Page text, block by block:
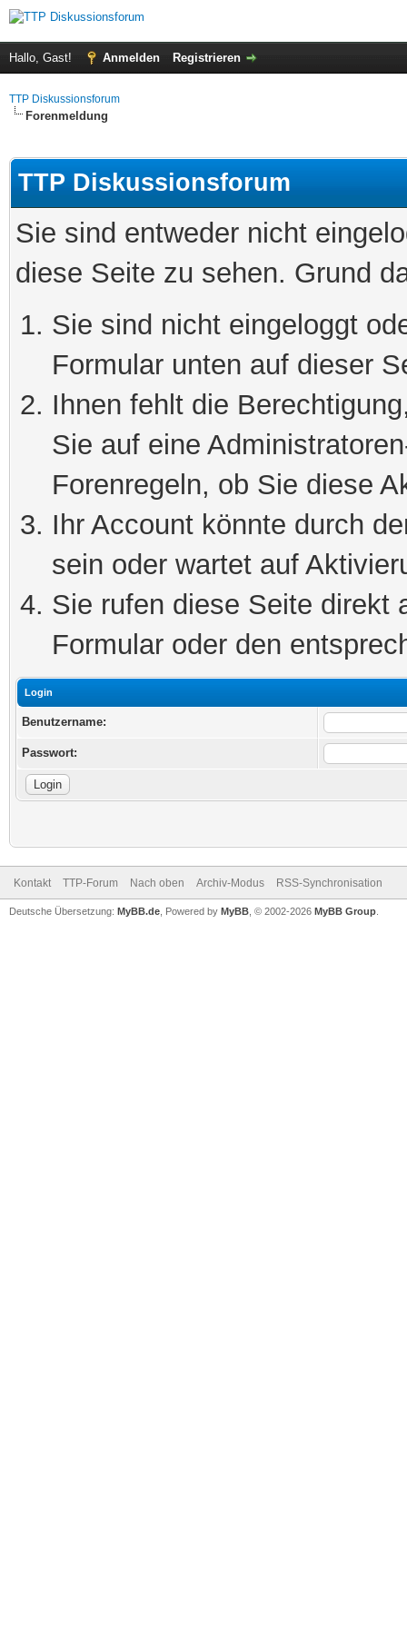
Hallo, Gast! Anmelden Registrieren
TTP Diskussionsforum
Forenmeldung
TTP Diskussionsforum
Sie sind entweder nicht
diese Seite zu sehen. Grund
Sie sind nicht eingeloggt
Formular unten auf dieser
Ihnen fehlt die
Sie auf eine
Forenregeln, ob Sie diese
Ihr Account könnte durch
sein oder wartet auf
Sie rufen diese Seite direkt
Formular oder den
Login
Benutzername:
Passwort:
Kontakt TTP-Forum Nach oben Archiv-Modus RSS-Synchronisation
Deutsche Übersetzung: MyBB.de , Powered by MyBB , © 2002-2026 MyBB Group